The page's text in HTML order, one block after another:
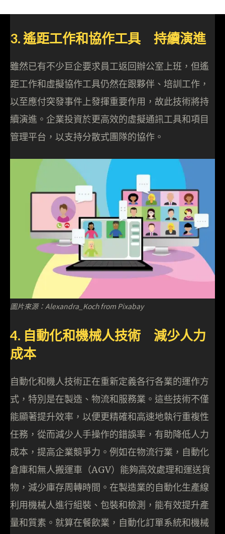
3. 遙距工作和協作工具 持續演進
雖然已有不少巨企要求員工返回辦公室上班，但遙
距工作和虛擬協作工具仍然在跟夥伴、培訓工作，
以至應付突發事件上發揮重要作用，故此技術將持
續演進。企業投資於更高效的虛擬通訊工具和項目
管理平台，以支持分散式團隊的協作。
圖片來源：Alexandra_Koch from Pixabay
4. 自動化和機械人技術 減少人力
成本
自動化和機人技術正在重新定義各行各業的運作方
式，特別是在製造、物流和服務業。這些技術不僅
能顯著提升效率，以便更精確和高速地執行重複性
任務，從而減少人手操作的錯誤率，有助降低人力
成本，提高企業競爭力。例如在物流行業，自動化
倉庫和無人搬運車（AGV）能夠高效處理和運送貨
物，減少庫存周轉時間。在製造業的自動化生產線
利用機械人進行組裝、包裝和檢測，能有效提升產
量和質素。就算在餐飲業，自動化訂單系統和機械